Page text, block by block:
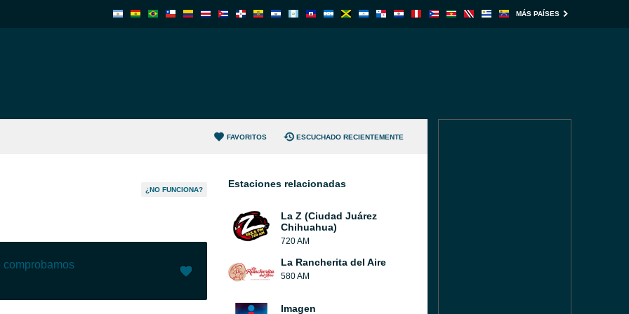
MÁS PAÍSES
FAVORITOS ESCUCHADO RECIENTEMENTE
¿NO FUNCIONA?
comprobamos
Estaciones relacionadas
La Z (Ciudad Juárez
Chihuahua)
720 AM
La Rancherita del Aire
580 AM
Imagen